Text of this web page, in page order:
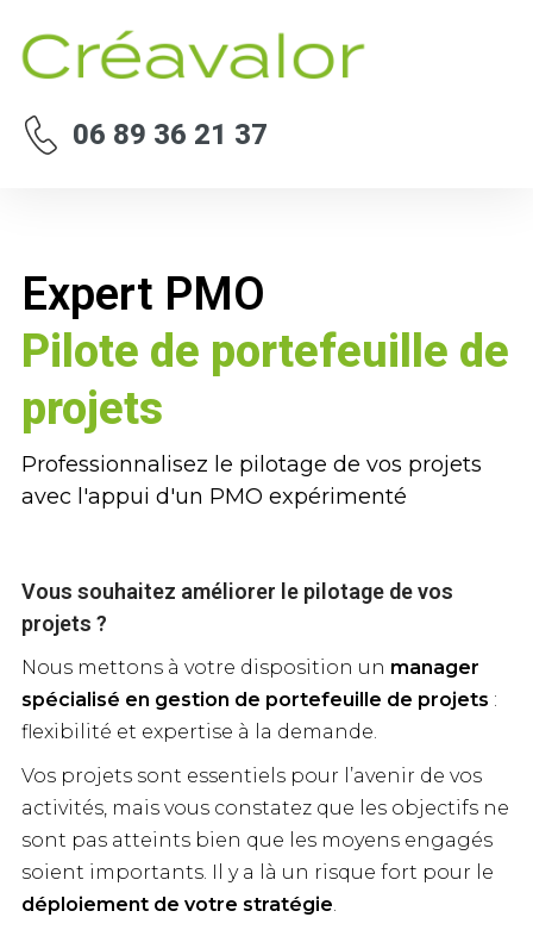
06 89 36 21 37
Expert PMO
Pilote de portefeuille de
projets
Professionnalisez le pilotage de vos projets
avec l'appui d'un PMO expérimenté
Vous souhaitez améliorer le pilotage de vos
projets ?
Nous mettons à votre disposition un manager
spécialisé en gestion de portefeuille de projets :
flexibilité et expertise à la demande.
Vos projets sont essentiels pour l’avenir de vos
activités, mais vous constatez que les objectifs ne
sont pas atteints bien que les moyens engagés
soient importants. Il y a là un risque fort pour le
déploiement de votre stratégie.